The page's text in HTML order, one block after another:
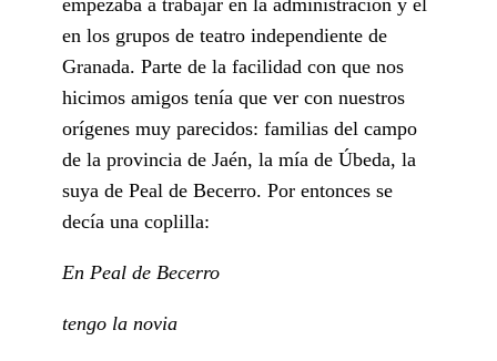
en los grupos de teatro independiente de
Granada. Parte de la facilidad con que nos
hicimos amigos tenía que ver con nuestros
orígenes muy parecidos: familias del campo
de la provincia de Jaén, la mía de Úbeda, la
suya de Peal de Becerro. Por entonces se
decía una coplilla:
En Peal de Becerro
tengo la novia